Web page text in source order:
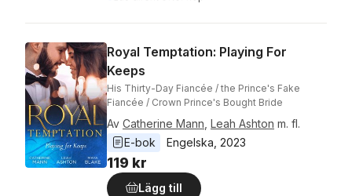
Royal Temptation: Playing For
Keeps
His Thirty-Day Fiancée / the Prince's Fake
Fiancée / Crown Prince's Bought Bride
Av Catherine Mann Leah Ashton m. fl.
E-bok
Engelska 2023
119 kr
Lägg till